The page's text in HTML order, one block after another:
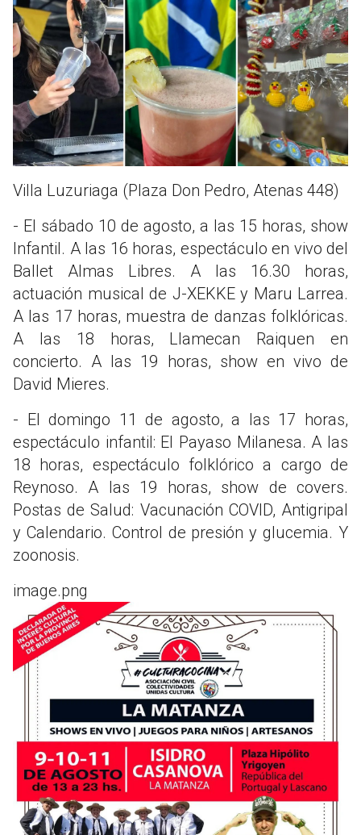
Villa Luzuriaga (Plaza Don Pedro, Atenas 448)
- El sábado 10 de agosto, a las 15 horas, show
Infantil. A las 16 horas, espectáculo en vivo del
Ballet Almas Libres. A las 16.30 horas,
actuación musical de J-XEKKE y Maru Larrea.
A las 17 horas, muestra de danzas folklóricas.
A las 18 horas, Llamecan Raiquen en
concierto. A las 19 horas, show en vivo de
David Mieres.
- El domingo 11 de agosto, a las 17 horas,
espectáculo infantil: El Payaso Milanesa. A las
18 horas, espectáculo folklórico a cargo de
Reynoso. A las 19 horas, show de covers.
Postas de Salud: Vacunación COVID, Antigripal
y Calendario. Control de presión y glucemia. Y
zoonosis.
image.png